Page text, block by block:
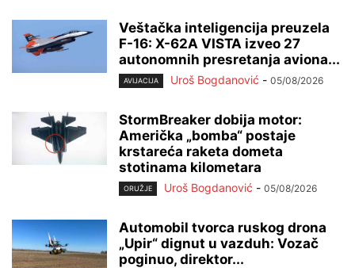
Veštačka inteligencija preuzela
F-16: X-62A VISTA izveo 27
autonomnih presretanja aviona...
AVIJACIJA Uroš Bogdanović - 05/08/2026
StormBreaker dobija motor:
Američka „bomba“ postaje
krstareća raketa dometa
stotinama kilometara
ORUŽJE Uroš Bogdanović - 05/08/2026
Automobil tvorca ruskog drona
„Upir“ dignut u vazduh: Vozač
poginuo, direktor...